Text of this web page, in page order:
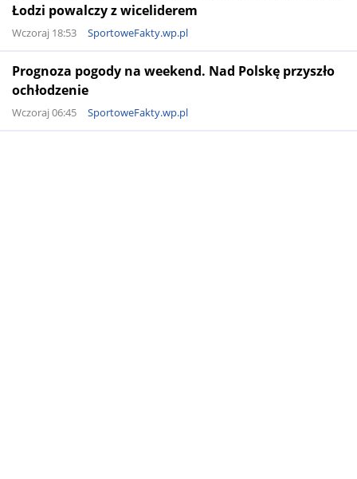
Łodzi powalczy z wiceliderem
Wczoraj 18:53 SportoweFakty.wp.pl
Prognoza pogody na weekend. Nad Polskę przyszło
ochłodzenie
Wczoraj 06:45 SportoweFakty.wp.pl